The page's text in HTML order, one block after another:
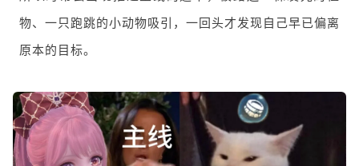
物、一只跑跳的小动物吸引，一回头才发现自己早已偏离
原本的目标。